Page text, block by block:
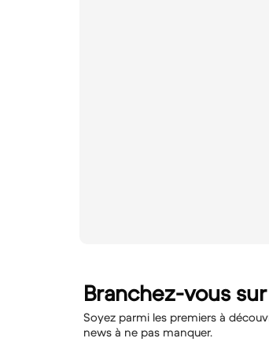
Branchez-vous
Soyez parmi les premiers à
news à ne pas manquer.